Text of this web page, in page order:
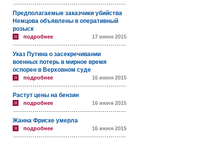
Предполагаемые заказчики убийства
Немцова объявлены в оперативный
розыск
подробнее 17 июня 2015
Указ Путина о засекречивании
военных потерь в мирное время
оспорен в Верховном суде
подробнее 16 июня 2015
Растут цены на бензин
подробнее 16 июня 2015
Жанна Фриске умерла
подробнее 16 июня 2015